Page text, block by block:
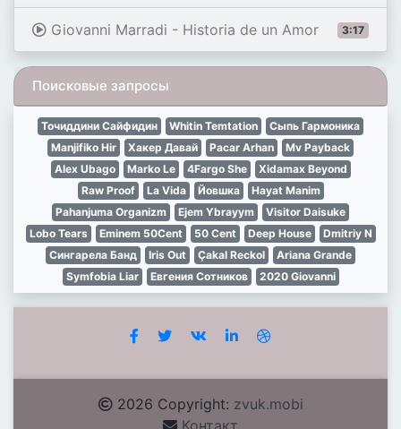
3:17
Giovanni Marradi - Historia de un Amor
Поисковые запросы
Точиддини Сайфидин Whitin Temtation
Сыпь Гармоника
Manjifiko Hir
Хакер Давай Pacar Arhan
Mv Payback
Alex Ubago
Marko Le 4Fargo She
Xidamax Beyond
Raw Proof
La Vida Йовшка
Hayat Manim
Pahanjuma Organizm
Ejem Ybrayym
Visitor Daisuke
Lobo Tears
Eminem 50Cent 50 Cent Deep House
Dmitriy N
Сингарела Банд
Iris Out Çakal Reckol
Ariana Grande
Symfobia Liar
Евгения Сотников 2020 Giovanni
2026 Copyright: zvuk.mobi
Контакт